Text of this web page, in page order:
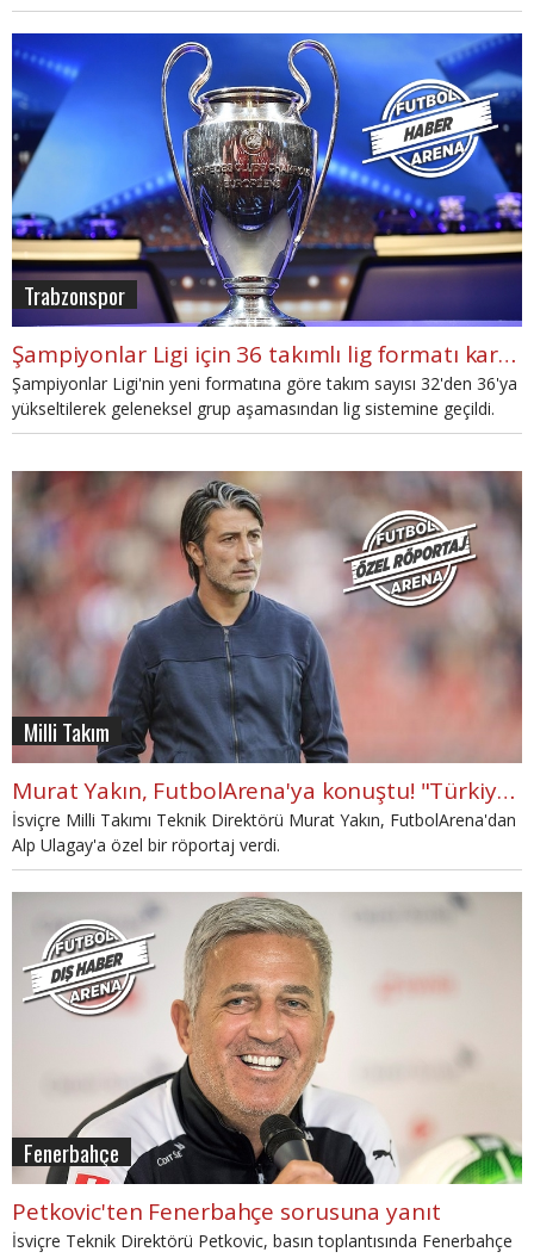
Trabzonspor
Şampiyonlar Ligi için 36 takımlı lig formatı kararı
Şampiyonlar Ligi'nin yeni formatına göre takım sayısı 32'den 36'ya
yükseltilerek geleneksel grup aşamasından lig sistemine geçildi.
Milli Takım
Murat Yakın, FutbolArena'ya konuştu! "Türkiye'nin şansı büyük"
İsviçre Milli Takımı Teknik Direktörü Murat Yakın, FutbolArena'dan
Alp Ulagay'a özel bir röportaj verdi.
Fenerbahçe
Petkovic'ten Fenerbahçe sorusuna yanıt
İsviçre Teknik Direktörü Petkovic, basın toplantısında Fenerbahçe